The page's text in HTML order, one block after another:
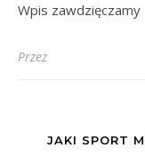
Wpis zawdzięczamy
Przez
JAKI SPORT